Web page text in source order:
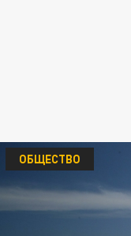
ОБЩЕСТВО